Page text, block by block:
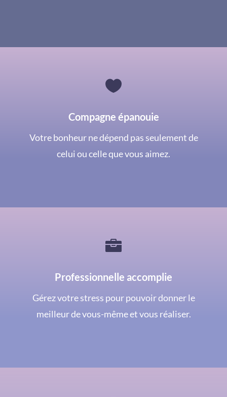

Compagne épanouie
Votre bonheur ne dépend pas seulement de
celui ou celle que vous aimez.

Professionnelle accomplie
Gérez votre stress pour pouvoir donner le
meilleur de vous-même et vous réaliser.